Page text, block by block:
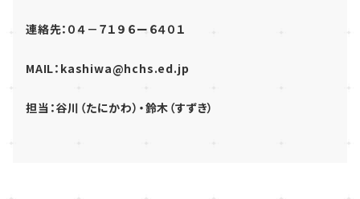
連絡先：０４－７１９６ー６４０１
MAIL：kashiwa@hchs.ed.jp
担当：谷川（たにかわ）・鈴木（すずき）